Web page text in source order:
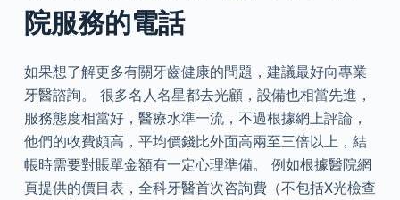
院服務的電話
如果想了解更多有關牙齒健康的問題，建議最好向專業
牙醫諮詢。 很多名人名星都去光顧，設備也相當先進，
服務態度相當好，醫療水準一流，不過根據網上評論，
他們的收費頗高，平均價錢比外面高兩至三倍以上，結
帳時需要對賬單金額有一定心理準備。 例如根據醫院網
頁提供的價目表，全科牙醫首次咨詢費（不包括X光檢查